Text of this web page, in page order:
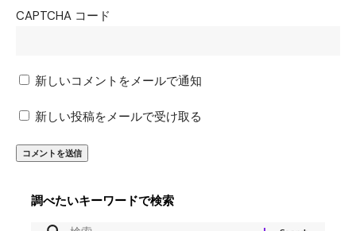
CAPTCHA コード
新しいコメントをメールで通知
新しい投稿をメールで受け取る
調べたいキーワードで検索